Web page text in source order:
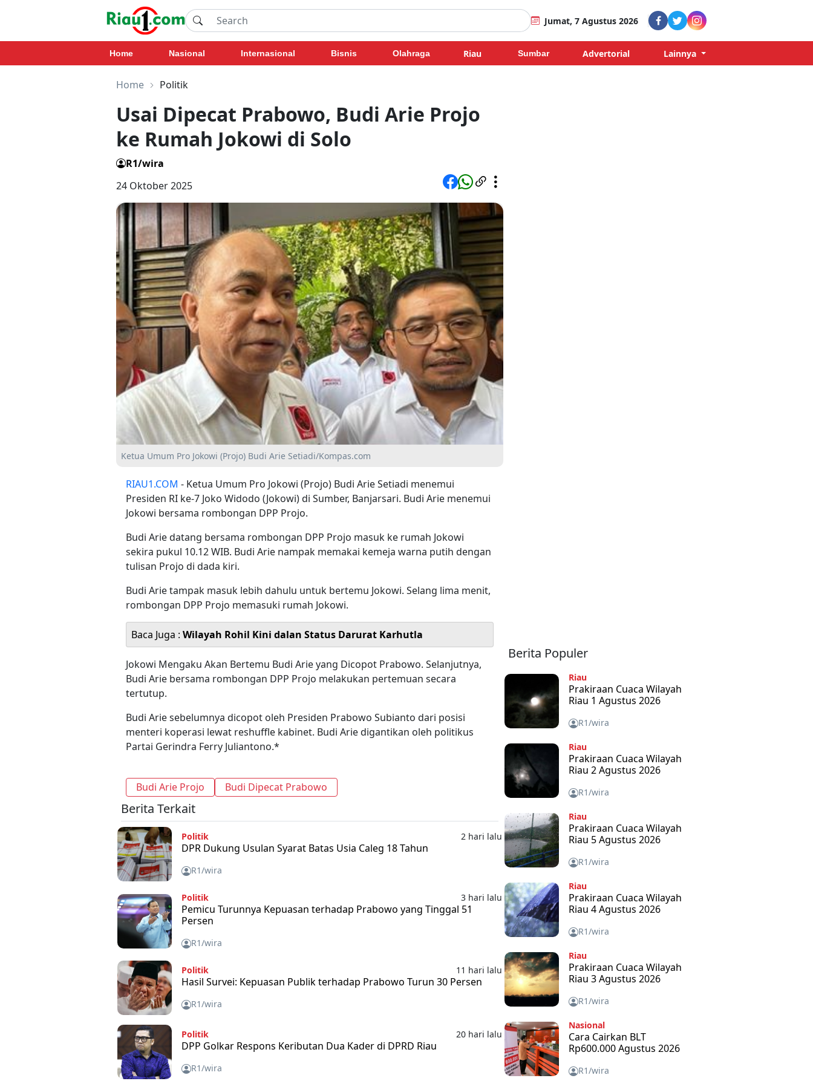
Jumat, 7 Agustus 2026
Home Nasional Internasional Bisnis Olahraga Riau Sumbar Advertorial Lainnya
Home Politik
Usai Dipecat Prabowo, Budi Arie Projo
ke Rumah Jokowi di Solo
R1/wira
24 Oktober 2025
Ketua Umum Pro Jokowi (Projo) Budi Arie Setiadi/Kompas.com
RIAU1.COM - Ketua Umum Pro Jokowi (Projo) Budi Arie Setiadi menemui
Presiden RI ke-7 Joko Widodo (Jokowi) di Sumber, Banjarsari. Budi Arie menemui
Jokowi bersama rombongan DPP Projo.
Budi Arie datang bersama rombongan DPP Projo masuk ke rumah Jokowi
sekira pukul 10.12 WIB. Budi Arie nampak memakai kemeja warna putih dengan
tulisan Projo di dada kiri.
Budi Arie tampak masuk lebih dahulu untuk bertemu Jokowi. Selang lima menit,
rombongan DPP Projo memasuki rumah Jokowi.
Baca Juga : Wilayah Rohil Kini dalan Status Darurat Karhutla
Jokowi Mengaku Akan Bertemu Budi Arie yang Dicopot Prabowo. Selanjutnya,
Budi Arie bersama rombongan DPP Projo melakukan pertemuan secara
tertutup.
Budi Arie sebelumnya dicopot oleh Presiden Prabowo Subianto dari posisi
menteri koperasi lewat reshuffle kabinet. Budi Arie digantikan oleh politikus
Partai Gerindra Ferry Juliantono.*
Budi Arie Projo Budi Dipecat Prabowo
Berita Terkait
Politik 2 hari lalu
DPR Dukung Usulan Syarat Batas Usia Caleg 18 Tahun
R1/wira
Politik 3 hari lalu
Pemicu Turunnya Kepuasan terhadap Prabowo yang Tinggal 51
Persen
R1/wira
Politik 11 hari lalu
Hasil Survei: Kepuasan Publik terhadap Prabowo Turun 30 Persen
R1/wira
Politik 20 hari lalu
DPP Golkar Respons Keributan Dua Kader di DPRD Riau
R1/wira
Berita Populer
Riau
Prakiraan Cuaca Wilayah
Riau 1 Agustus 2026
R1/wira
Riau
Prakiraan Cuaca Wilayah
Riau 2 Agustus 2026
R1/wira
Riau
Prakiraan Cuaca Wilayah
Riau 5 Agustus 2026
R1/wira
Riau
Prakiraan Cuaca Wilayah
Riau 4 Agustus 2026
R1/wira
Riau
Prakiraan Cuaca Wilayah
Riau 3 Agustus 2026
R1/wira
Nasional
Cara Cairkan BLT
Rp600.000 Agustus 2026
R1/wira